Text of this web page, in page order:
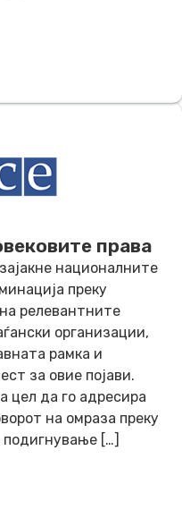
права
националните
преку
релевантните
организации,
рамка и
за овие појави.
цел да го адресира
на омраза преку
[…]